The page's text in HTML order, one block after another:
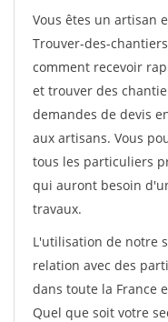
Vous êtes un artisan
Trouver-des-
comment recevoir
et trouver des
demandes de devis
aux artisans. Vous
tous les particuliers
qui auront besoin
travaux.
L'utilisation de notre
relation avec des
dans toute la France
Quel que soit votre